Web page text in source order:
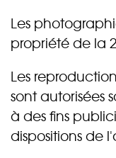
Les
propriété de la
Les
sont autorisées
à des fins
dispositions de